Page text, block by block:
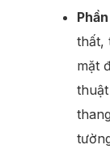
thất,
mặt